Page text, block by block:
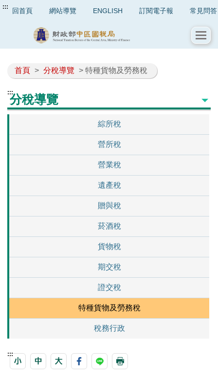
::: 回首頁 網站導覽 ENGLISH 訂閱電子報 常見問答
首頁 > 分稅導覽 > 特種貨物及勞務稅
:::分稅導覽
綜所稅
營所稅
營業稅
遺產稅
贈與稅
菸酒稅
貨物稅
期交稅
證交稅
特種貨物及勞務稅
稅務行政
:::